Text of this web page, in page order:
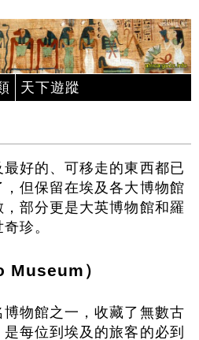
天下遊蹤
好的、可移走的東西都已
但保留在埃及各大博物館
部分更是大英博物館和羅
珍。
Museum）
物館之一，收藏了無數古
每位到埃及的旅客的必到